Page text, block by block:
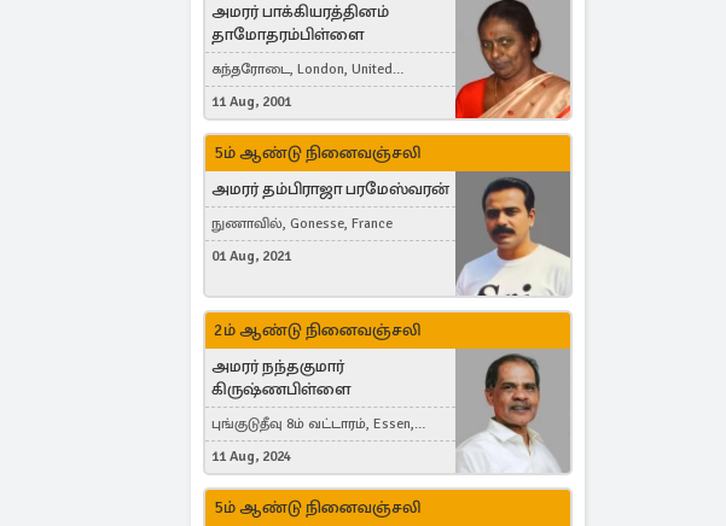
அமரர் பாக்கியரத்தினம்
தாமோதரம்பிள்ளை
கந்தரோடை, London, United
Kingdom
11 Aug, 2001
5ம் ஆண்டு நினைவஞ்சலி
அமரர் தம்பிராஜா பரமேஸ்வரன்
நுணாவில், Gonesse, France
01 Aug, 2021
2ம் ஆண்டு நினைவஞ்சலி
அமரர் நந்தகுமார்
கிருஷ்ணபிள்ளை
புங்குடுதீவு 8ம் வட்டாரம், Essen,
Germany
11 Aug, 2024
5ம் ஆண்டு நினைவஞ்சலி